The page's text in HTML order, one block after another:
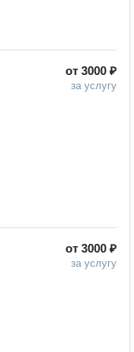
от 3000 ₽
за услугу
от 3000 ₽
за услугу